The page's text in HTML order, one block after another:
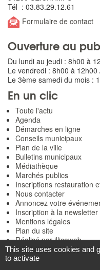
Tél : 03.83.29.12.61
Formulaire de contact
Ouverture au
Du lundi au jeudi : 8h00 à
Le vendredi : 8h00 à
Le 3ème samedi du mois :
En un clic
Toute l'actu
Agenda
Démarches en ligne
Conseils municipaux
Plan de la ville
Bulletins municipaux
Médiathèque
Marchés publics
Inscriptions restauration
Nous contacter
Annoncez votre
Inscription à la newsletter
Mentions légales
Plan du site
Réalisé par illicoweb
This site uses cookies and
to activate